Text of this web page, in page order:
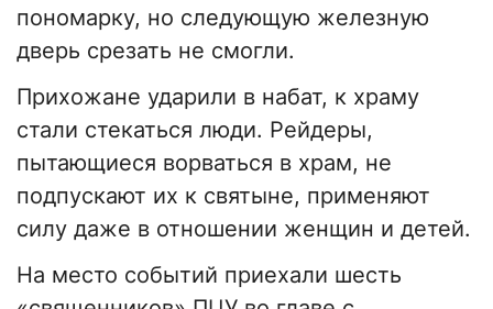
пономарку, но следующую железную
дверь срезать не смогли.
Прихожане ударили в набат, к храму
стали стекаться люди. Рейдеры,
пытающиеся ворваться в храм, не
подпускают их к святыне, применяют
силу даже в отношении женщин и детей.
На место событий приехали шесть